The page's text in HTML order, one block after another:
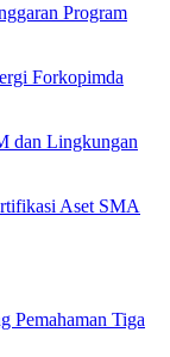
Program
Forkopimda
dan Lingkungan
Aset SMA
Pemahaman Tiga